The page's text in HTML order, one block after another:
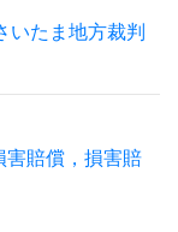
いたま地方裁判
賠償，損害賠